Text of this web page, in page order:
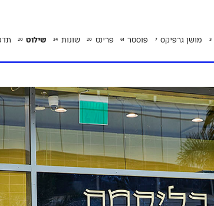
3 מושן גרפיקס 7 פוסטר 61 פרינט 20 שונות 34 שילוט 20